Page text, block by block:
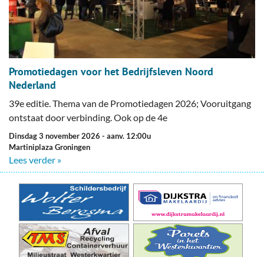
Promotiedagen voor het Bedrijfsleven Noord
Nederland
39e editie. Thema van de Promotiedagen 2026; Vooruitgang
ontstaat door verbinding. Ook op de 4e
dinsdag 3 november 2026 - aanv. 12:00u
Martiniplaza Groningen
Lees verder »